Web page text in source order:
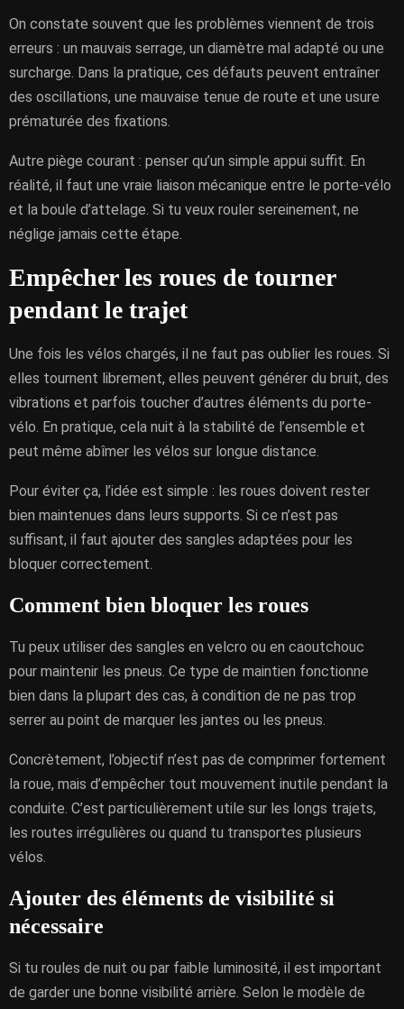
On constate souvent que les problèmes viennent de trois
erreurs : un mauvais serrage, un diamètre mal adapté ou une
surcharge. Dans la pratique, ces défauts peuvent entraîner
des oscillations, une mauvaise tenue de route et une usure
prématurée des fixations.
Autre piège courant : penser qu’un simple appui suffit. En
réalité, il faut une vraie liaison mécanique entre le porte-vélo
et la boule d’attelage. Si tu veux rouler sereinement, ne
néglige jamais cette étape.
Empêcher les roues de tourner
pendant le trajet
Une fois les vélos chargés, il ne faut pas oublier les roues. Si
elles tournent librement, elles peuvent générer du bruit, des
vibrations et parfois toucher d’autres éléments du porte-
vélo. En pratique, cela nuit à la stabilité de l’ensemble et
peut même abîmer les vélos sur longue distance.
Pour éviter ça, l’idée est simple : les roues doivent rester
bien maintenues dans leurs supports. Si ce n’est pas
suffisant, il faut ajouter des sangles adaptées pour les
bloquer correctement.
Comment bien bloquer les roues
Tu peux utiliser des sangles en velcro ou en caoutchouc
pour maintenir les pneus. Ce type de maintien fonctionne
bien dans la plupart des cas, à condition de ne pas trop
serrer au point de marquer les jantes ou les pneus.
Concrètement, l’objectif n’est pas de comprimer fortement
la roue, mais d’empêcher tout mouvement inutile pendant la
conduite. C’est particulièrement utile sur les longs trajets,
les routes irrégulières ou quand tu transportes plusieurs
vélos.
Ajouter des éléments de visibilité si
nécessaire
Si tu roules de nuit ou par faible luminosité, il est important
de garder une bonne visibilité arrière. Selon le modèle de